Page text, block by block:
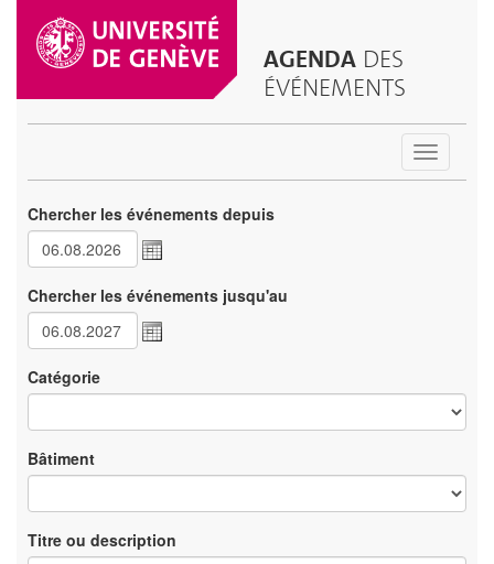
AGENDA DES
ÉVÉNEMENTS
Toggle
Chercher les événements depuis
Chercher les événements jusqu'au
Catégorie
Bâtiment
Titre ou description